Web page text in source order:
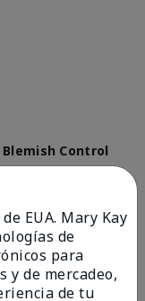
Control
that I have
EUA. Mary Kay
de
para
y de mercadeo,
de tu